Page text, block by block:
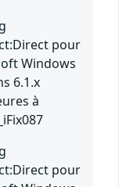
pour
Windows
6.1.x
à
pour